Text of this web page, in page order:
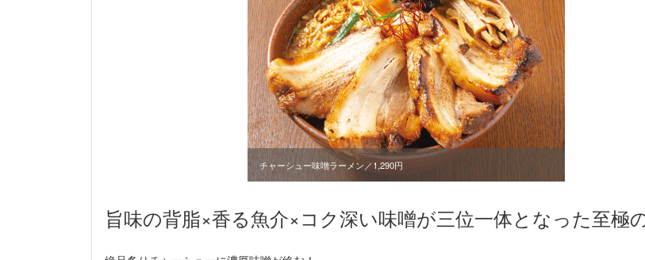
チャーシュー味噌ラーメン／1,290円
旨味の背脂×香る魚介×コク深い味噌が三位一体となった至極